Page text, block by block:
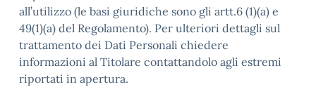
all’utilizzo (le basi giuridiche sono gli artt.6 (1)(a) e
49(1)(a) del Regolamento). Per ulteriori dettagli sul
trattamento dei Dati Personali chiedere
informazioni al Titolare contattandolo agli estremi
riportati in apertura.